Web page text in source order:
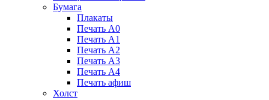
Бумага
Плакаты
Печать А0
Печать А1
Печать А2
Печать А3
Печать А4
Печать афиш
Холст